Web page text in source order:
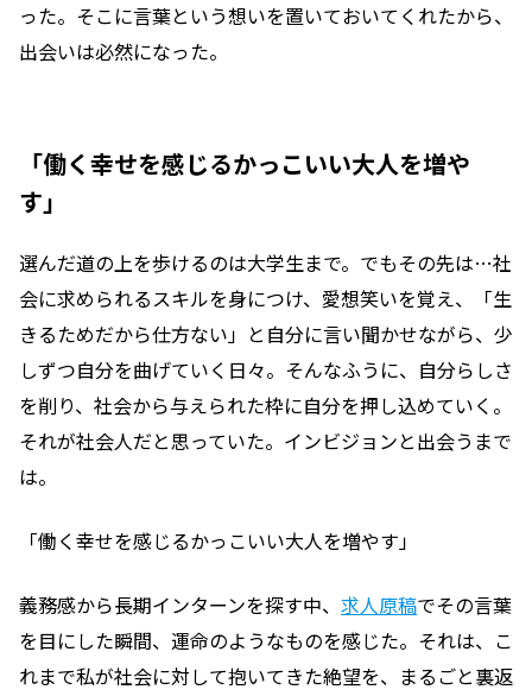
った。そこに言葉という想いを置いておいてくれたから、
出会いは必然になった。
「働く幸せを感じるかっこいい大人を増や
す」
選んだ道の上を歩けるのは大学生まで。でもその先は…社
会に求められるスキルを身につけ、愛想笑いを覚え、「生
きるためだから仕方ない」と自分に言い聞かせながら、少
しずつ自分を曲げていく日々。そんなふうに、自分らしさ
を削り、社会から与えられた枠に自分を押し込めていく。
それが社会人だと思っていた。インビジョンと出会うまで
は。
「働く幸せを感じるかっこいい大人を増やす」
義務感から長期インターンを探す中、 求人原稿でその言葉
を目にした瞬間、運命のようなものを感じた。それは、こ
れまで私が社会に対して抱いてきた絶望を、まるごと裏返